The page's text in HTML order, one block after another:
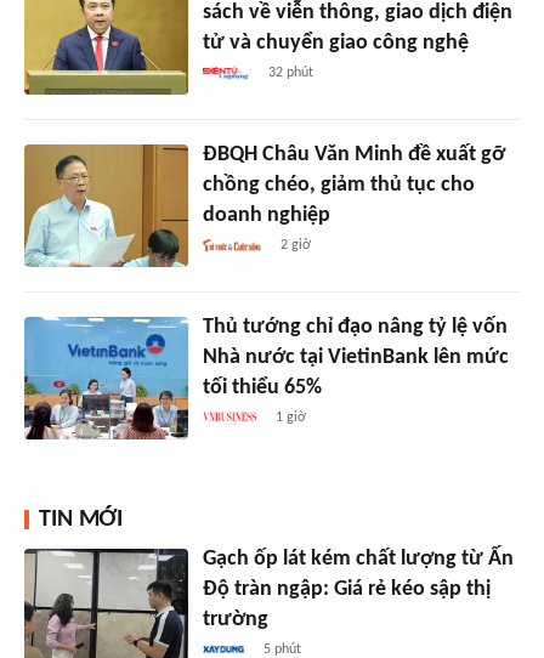
sách về viễn thông, giao dịch điện
tử và chuyển giao công nghệ
32 phút
ĐBQH Châu Văn Minh đề xuất gỡ
chồng chéo, giảm thủ tục cho
doanh nghiệp
2 giờ
Thủ tướng chỉ đạo nâng tỷ lệ vốn
Nhà nước tại VietinBank lên mức
tối thiểu 65%
1 giờ
TIN MỚI
Gạch ốp lát kém chất lượng từ Ấn
Độ tràn ngập: Giá rẻ kéo sập thị
trường
5 phút